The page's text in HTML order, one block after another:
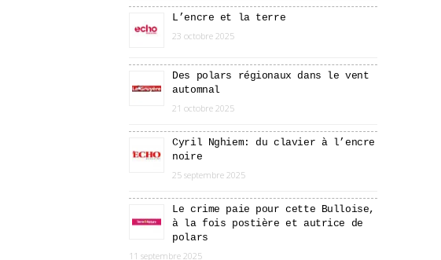
L’encre et la terre
23 octobre 2025
Des polars régionaux dans le vent
automnal
21 octobre 2025
Cyril Nghiem: du clavier à l’encre
noire
25 septembre 2025
Le crime paie pour cette Bulloise,
à la fois postière et autrice de
polars
11 septembre 2025